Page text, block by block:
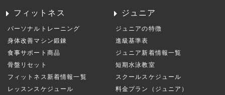
フィットネス
パーソナルトレーニング
身体改善マシン鍛錬
食事サポート商品
骨盤リセット
フィットネス新着情報一覧
レッスンスケジュール
ジュニア
ジュニアの特徴
進級基準表
ジュニア新着情報一覧
短期水泳教室
スクールスケジュール
料金プラン（ジュニア）